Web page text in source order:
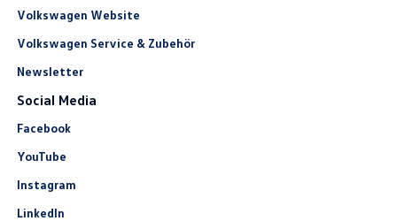
Volkswagen Website
Volkswagen Service & Zubehör
Newsletter
Social Media
Facebook
YouTube
Instagram
LinkedIn